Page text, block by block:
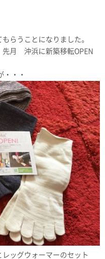
らうことになりました。
先月 沖浜に新築移転OPEN
・・・
ッグウォーマーのセット